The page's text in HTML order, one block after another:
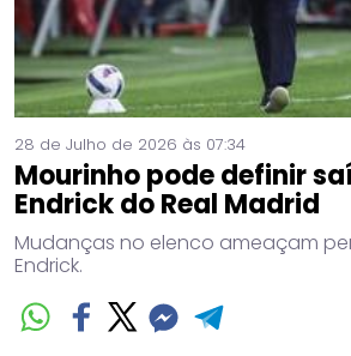
28 de Julho de 2026 às 07:34
Mourinho pode definir
Endrick do Real Madrid
Mudanças no elenco ameaçam
Endrick.